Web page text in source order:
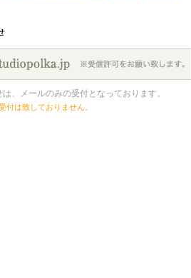
、メールのみの受付となっております。
付は致しておりません。